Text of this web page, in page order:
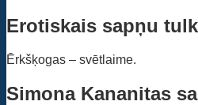
Erotiskais sapņu
Ērkšķogas – svētlaime.
Simona Kananitas